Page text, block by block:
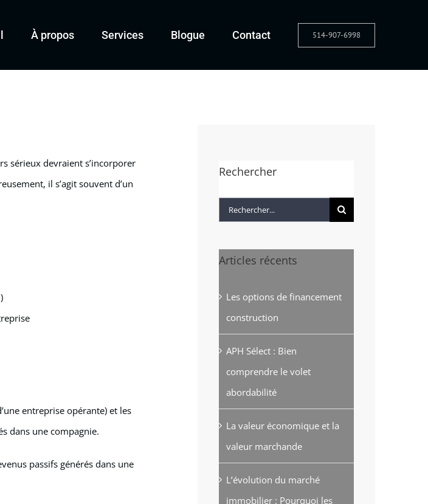
À propos Services Blogue Contact 514-907-6998
sérieux devraient s’incorporer
il s’agit souvent d’un
entreprise opérante) et les
dans une compagnie.
passifs générés dans une
Rechercher
Rechercher:
Articles récents
Les options de financement
construction
APH Sélect : Bien
comprendre le volet
abordabilité
La valeur économique et la
valeur marchande
L’évolution du marché
immobilier : Pourquoi les